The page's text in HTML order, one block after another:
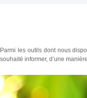
Parmi les outils dont nous
souhaité informer, d’une